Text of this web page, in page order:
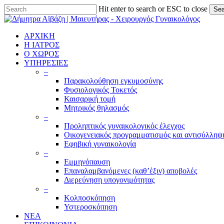
Skip
to
content
Hit enter to search or ESC to close
Close
ΑΡΧΙΚΗ
Η ΙΑΤΡΟΣ
Ο ΧΩΡΟΣ
ΥΠΗΡΕΣΙΕΣ
–
Παρακολούθηση εγκυμοσύνης
Φυσιολογικός Τοκετός
Καισαρική τομή
Μητρικός θηλασμός
–
Προληπτικός γυναικολογικός έλεγχος
Οικογενειακός προγραμματισμός και
Εφηβική γυναικολογία
–
Εμμηνόπαυση
Επαναλαμβανόμενες (καθ’έξιν) αποβολές
Διερεύνηση υπογονιμότητας
–
Κολποσκόπηση
Υστεροσκόπηση
ΝΕΑ